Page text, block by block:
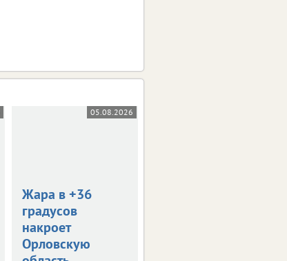
05.08.2026
Жара в +36
градусов
накроет
Орловскую